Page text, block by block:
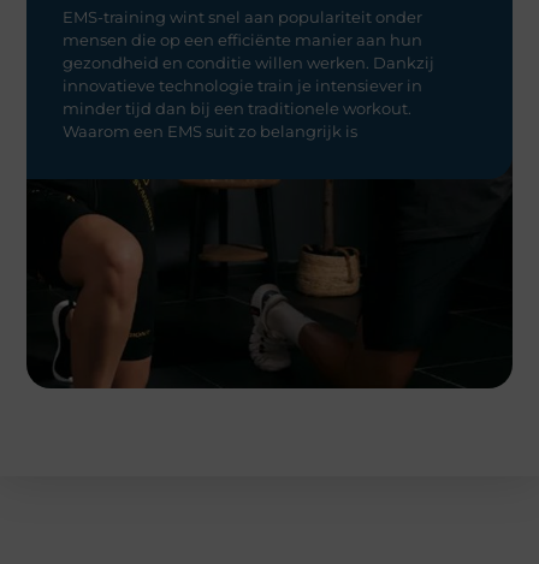
EMS-training wint snel aan populariteit onder
mensen die op een efficiënte manier aan hun
gezondheid en conditie willen werken. Dankzij
innovatieve technologie train je intensiever in
minder tijd dan bij een traditionele workout.
Waarom een EMS suit zo belangrijk is